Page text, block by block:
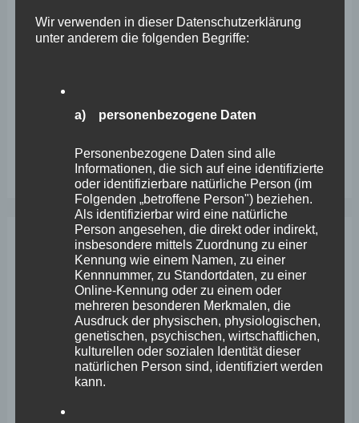
VfL Kesselheim e.V. bittet Stadt um Unterstützung bei
Sanierung des Sportplatzes
Wefelscheid bei 3-jährigem Jubiläum von Particura
April 2026
März 2026
Februar 2026
Januar 2026
Dezember 2025
Wir verwenden in dieser Datenschutzerklärung
unter anderem die folgenden Begriffe:
a) personenbezogene Daten
Personenbezogene Daten sind alle
Informationen, die sich auf eine identifizierte
oder identifizierbare natürliche Person (im
Folgenden „betroffene Person") beziehen.
Als identifizierbar wird eine natürliche
Person angesehen, die direkt oder indirekt,
insbesondere mittels Zuordnung zu einer
Kennung wie einem Namen, zu einer
Kennnummer, zu Standortdaten, zu einer
Online-Kennung oder zu einem oder
mehreren besonderen Merkmalen, die
Ausdruck der physischen, physiologischen,
genetischen, psychischen, wirtschaftlichen,
kulturellen oder sozialen Identität dieser
natürlichen Person sind, identifiziert werden
kann.